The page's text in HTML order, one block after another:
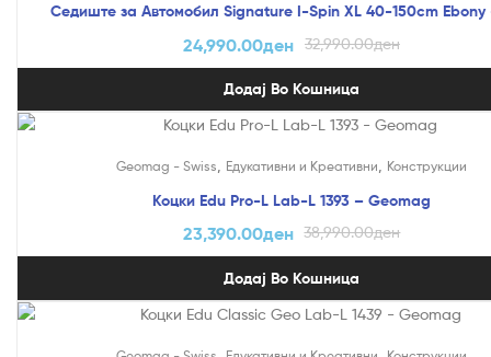
Седиште за Автомобил Signature I-Spin XL 40-150cm Ebony
32,990.00ден
24,990.00ден
Додај Во Кошница
Geomag - Swiss Едукативни и Креативни Конструкции
Коцки Edu Pro-L Lab-L 1393 – Geomag
38,990.00ден
23,390.00ден
Додај Во Кошница